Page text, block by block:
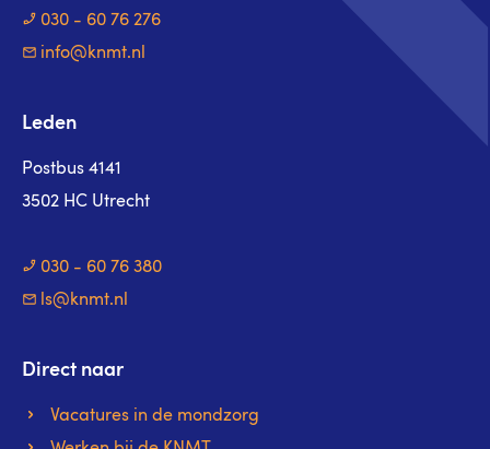
030 - 60 76 276
info@knmt.nl
Leden
Postbus 4141
3502 HC Utrecht
030 - 60 76 380
ls@knmt.nl
Direct naar
Vacatures in de mondzorg